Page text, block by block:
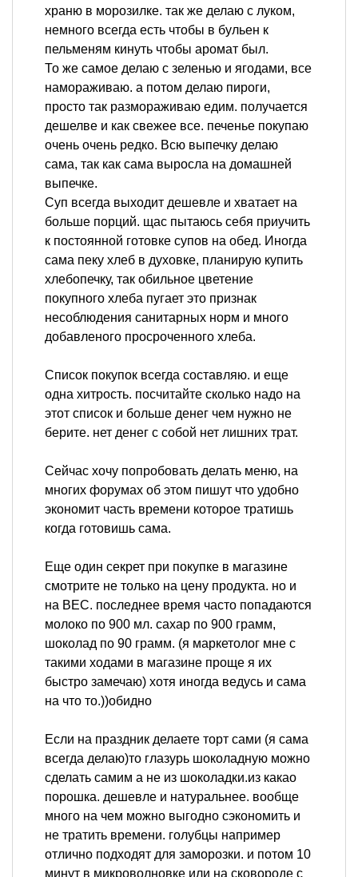
храню в морозилке. так же делаю с луком,
немного всегда есть чтобы в бульен к
пельменям кинуть чтобы аромат был.
То же самое делаю с зеленью и ягодами, все
намораживаю. а потом делаю пироги,
просто так размораживаю едим. получается
дешелве и как свежее все. печенье покупаю
очень очень редко. Всю выпечку делаю
сама, так как сама выросла на домашней
выпечке.
Суп всегда выходит дешевле и хватает на
больше порций. щас пытаюсь себя приучить
к постоянной готовке супов на обед. Иногда
сама пеку хлеб в духовке, планирую купить
хлебопечку, так обильное цветение
покупного хлеба пугает это признак
несоблюдения санитарных норм и много
добавленого просроченного хлеба.
Список покупок всегда составляю. и еще
одна хитрость. посчитайте сколько надо на
этот список и больше денег чем нужно не
берите. нет денег с собой нет лишних трат.
Сейчас хочу попробовать делать меню, на
многих форумах об этом пишут что удобно
экономит часть времени которое тратишь
когда готовишь сама.
Еще один секрет при покупке в магазине
смотрите не только на цену продукта. но и
на ВЕС. последнее время часто попадаются
молоко по 900 мл. сахар по 900 грамм,
шоколад по 90 грамм. (я маркетолог мне с
такими ходами в магазине проще я их
быстро замечаю) хотя иногда ведусь и сама
на что то.))обидно
Если на праздник делаете торт сами (я сама
всегда делаю)то глазурь шоколадную можно
сделать самим а не из шоколадки.из какао
порошка. дешевле и натуральнее. вообще
много на чем можно выгодно сэкономить и
не тратить времени. голубцы например
отлично подходят для заморозки. и потом 10
минут в микроволновке или на сковороде с